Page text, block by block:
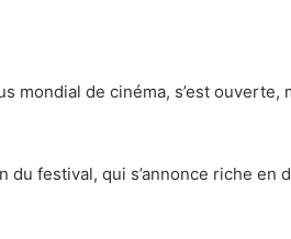
de cinéma, s’est
festival, qui s’annonce riche